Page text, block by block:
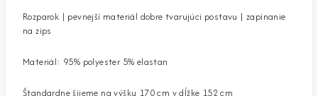
Rozparok | pevnejší materiál dobre tvarujúci postavu | zapínanie
na zips
Materiál: 95% polyester 5% elastan
Štandardne šijeme na výšku 170 cm v dĺžke 152 cm